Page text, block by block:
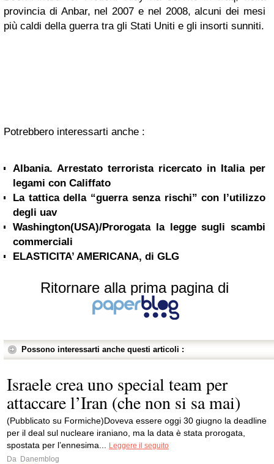
provincia di Anbar, nel 2007 e nel 2008, alcuni dei mesi
più caldi della guerra tra gli Stati Uniti e gli insorti sunniti.
Potrebbero interessarti anche :
Albania. Arrestato terrorista ricercato in Italia per
legami con Califfato
La tattica della “guerra senza rischi” con l’utilizzo
degli uav
Washington(USA)/Prorogata la legge sugli scambi
commerciali
ELASTICITA’ AMERICANA, di GLG
Ritornare alla prima pagina di
Possono interessarti anche questi articoli :
Israele crea uno special team per
attaccare l’Iran (che non si sa mai)
(Pubblicato su Formiche)Doveva essere oggi 30 giugno la deadline
per il deal sul nucleare iraniano, ma la data è stata prorogata,
spostata per l’ennesima...
Leggere il seguito
Da Danemblog